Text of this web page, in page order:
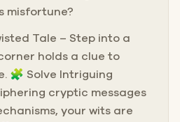
misfortune?
Tale – Step into a
holds a clue to
🧩 Solve Intriguing
cryptic messages
your wits are